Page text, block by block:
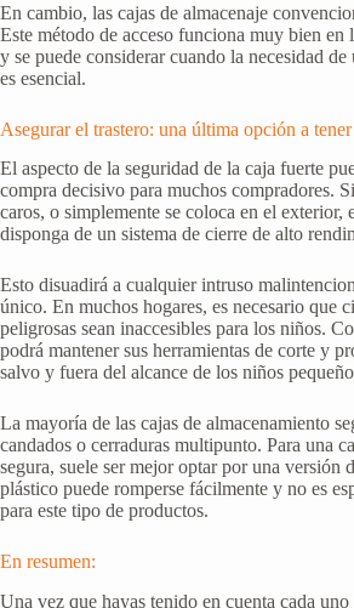
En cambio, las cajas de almacenaje
Este método de acceso funciona muy bien en
y se puede considerar cuando la necesidad
es esencial.
Asegurar el trastero: una última opción a tener
El aspecto de la seguridad de la caja fuerte
compra decisivo para muchos compradores.
caros, o simplemente se coloca en el exterior,
disponga de un sistema de cierre de alto
Esto disuadirá a cualquier intruso
único. En muchos hogares, es necesario que
peligrosas sean inaccesibles para los niños.
podrá mantener sus herramientas de corte y
salvo y fuera del alcance de los niños
La mayoría de las cajas de almacenamiento
candados o cerraduras multipunto. Para una
segura, suele ser mejor optar por una versión
plástico puede romperse fácilmente y no es
para este tipo de productos.
En resumen:
Una vez que hayas tenido en cuenta cada